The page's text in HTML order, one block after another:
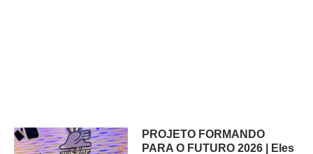
PROJETO FORMANDO
PARA O FUTURO 2026 | Eles